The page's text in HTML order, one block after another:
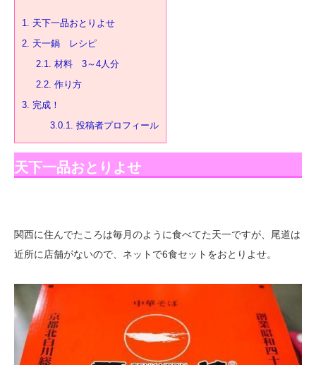
1. 天下一品おとりよせ
2. 天一鍋 レシピ
2.1. 材料 3～4人分
2.2. 作り方
3. 完成！
3.0.1. 投稿者プロフィール
天下一品おとりよせ
関西に住んでたころは毎月のように食べてた天一ですが、尾道は
近所に店舗がないので、ネットで6食セットをおとりよせ。